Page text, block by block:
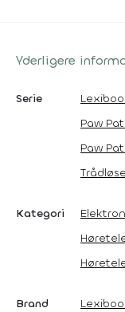
Yderligere
Serie
Paw
Paw
Kategori
Brand